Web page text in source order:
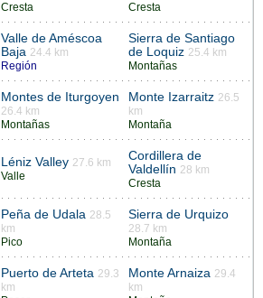
Cresta
Cresta
Valle de Améscoa
Baja 24.4 km
Región
Sierra de Santiago
de Loquiz 25.4 km
Montañas
Montes de Iturgoyen
26.4 km
Montañas
Monte Izarraitz 26.5
km
Montaña
Léniz Valley 27.6 km
Valle
Cordillera de
Valdellín 28 km
Cresta
Peña de Udala 28.5
km
Pico
Sierra de Urquizo
28.7 km
Montaña
Puerto de Arteta 29.3
km
Monte Arnaiza 29.4
km